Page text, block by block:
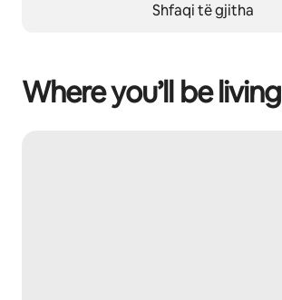
Shfaqi të gjitha
Where you’ll be living